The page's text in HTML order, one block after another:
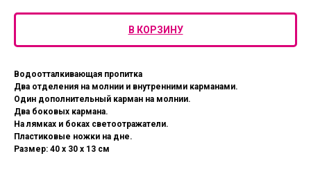
В КОРЗИНУ
Водоотталкивающая пропитка
Два отделения на молнии и внутренними карманами.
Один дополнительный карман на молнии.
Два боковых кармана.
На лямках и боках светоотражатели.
Пластиковые ножки на дне.
Размер: 40 х 30 х 13 см